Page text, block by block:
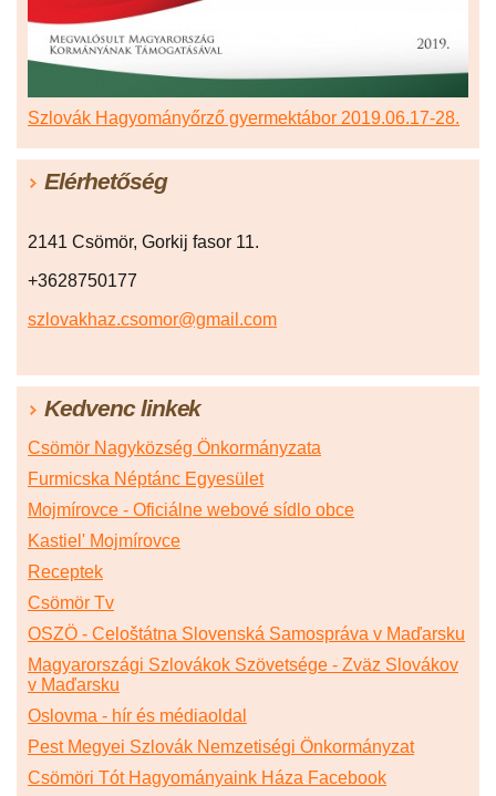
Szlovák Hagyományőrző gyermektábor 2019.06.17-28.
Elérhetőség
2141 Csömör, Gorkij fasor 11.
+3628750177
szlovakhaz.csomor@gmail.com
Kedvenc linkek
Csömör Nagyközség Önkormányzata
Furmicska Néptánc Egyesület
Mojmírovce - Oficiálne webové sídlo obce
Kastiel' Mojmírovce
Receptek
Csömör Tv
OSZÖ - Celoštátna Slovenská Samospráva v Maďarsku
Magyarországi Szlovákok Szövetsége - Zväz Slovákov
v Maďarsku
Oslovma - hír és médiaoldal
Pest Megyei Szlovák Nemzetiségi Önkormányzat
Csömöri Tót Hagyományaink Háza Facebook